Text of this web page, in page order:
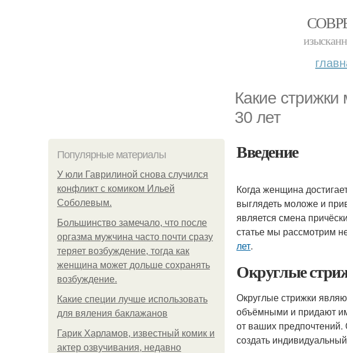
Какие
30 лет
Популярные материалы
У юли Гаврилиной снова случился
конфликт с комиком Ильей
Соболевым.
Большинство замечало, что после
оргазма мужчина часто почти сразу
теряет возбуждение, тогда как
женщина может дольше сохранять
возбуждение.
Какие специи лучше использовать
для вяления баклажанов
Гарик Харламов, известный комик и
актер озвучивания, недавно
Введение
Когда женщина
выглядеть моложе и
является смена
статье мы рассмотрим
лет.
Округлые
Округлые стрижки
объёмными и придают
от ваших
создать